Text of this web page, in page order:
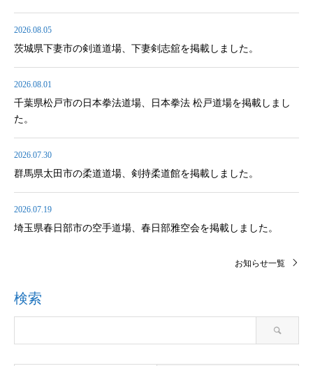
2026.08.05
茨城県下妻市の剣道道場、下妻剣志舘を掲載しました。
2026.08.01
千葉県松戸市の日本拳法道場、日本拳法 松戸道場を掲載しまし
た。
2026.07.30
群馬県太田市の柔道道場、剣持柔道館を掲載しました。
2026.07.19
埼玉県春日部市の空手道場、春日部雅空会を掲載しました。
お知らせ一覧
検索